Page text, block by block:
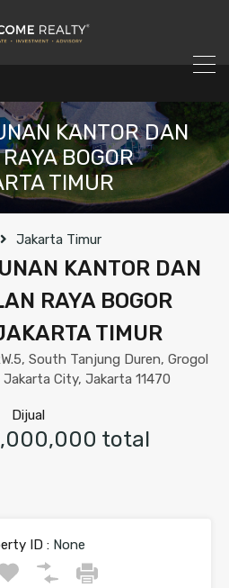
KANTOR DAN
BOGOR
TIMUR
Jakarta Timur
KANTOR DAN
RAYA BOGOR
TIMUR
South Tanjung Duren, Grogol
City, Jakarta 11470
Dijual
total
ID :None